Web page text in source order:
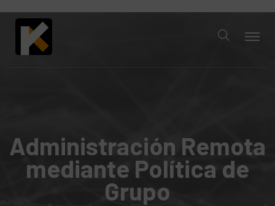
Administración Remota
mediante Política de
Grupo